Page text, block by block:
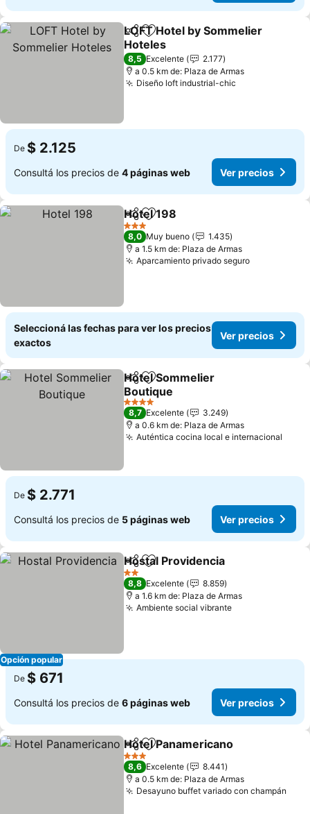
CompartirAñadir a favoritos
LOFT Hotel by Sommelier
Hoteles
Ver precios
8,5 Excelente
2.177
a 0.5 km de: Plaza de Armas
Diseño loft industrial-chic
De $ 2.125
Consultá los precios de 4 páginas web Ver precios
CompartirAñadir a favoritos
Hotel 198
3 Estrellas
8,0 Muy bueno
1.435
a 1.5 km de: Plaza de Armas
Aparcamiento privado seguroVer precios
Seleccioná las fechas para ver los precios
exactos
Ver precios
CompartirAñadir a favoritos
Hotel Sommelier
Boutique
Ver precios
4 Estrellas
8,7 Excelente
3.249
a 0.6 km de: Plaza de Armas
Auténtica cocina local e internacional
De $ 2.771
Consultá los precios de 5 páginas web Ver precios
Opción popular
CompartirAñadir a favoritos
Hostal Providencia
2 Estrellas
8,8 Excelente
8.859
a 1.6 km de: Plaza de Armas
Ambiente social vibranteVer precios
De $ 671
Consultá los precios de 6 páginas web Ver precios
CompartirAñadir a favoritos
Hotel Panamericano
3 Estrellas
8,6 Excelente
8.441
a 0.5 km de: Plaza de Armas
Desayuno buffet variado con champán